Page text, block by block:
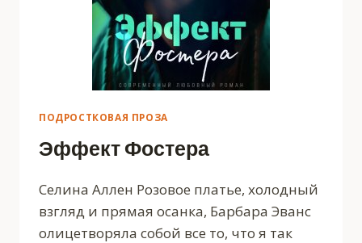
ПОДРОСТКОВАЯ ПРОЗА
Эффект Фостера
Селина Аллен Розовое платье, холодный
взгляд и прямая осанка, Барбара Эванс
олицетворяла собой все то, что я так